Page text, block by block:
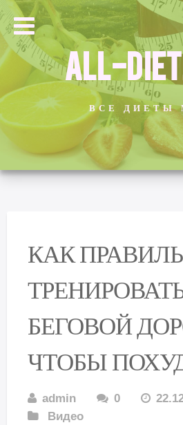
ALL-
ВСЕ ДИЕТЫ
КАК
БЕГОВОЙ
ЧТОБЫ
admin 0
Видео